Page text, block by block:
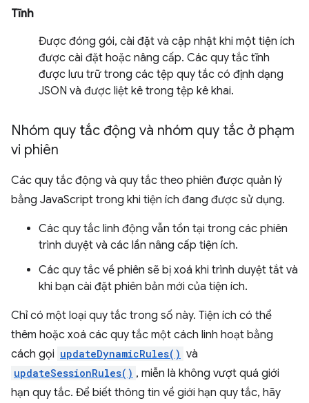
Tĩnh
Được đóng gói, cài đặt và cập nhật khi một tiện ích
được cài đặt hoặc nâng cấp. Các quy tắc tĩnh
được lưu trữ trong các tệp quy tắc có định dạng
JSON và được liệt kê trong tệp kê khai.
Nhóm quy tắc động và nhóm quy tắc ở phạm
vi phiên
Các quy tắc động và quy tắc theo phiên được quản lý
bằng JavaScript trong khi tiện ích đang được sử dụng.
Các quy tắc linh động vẫn tồn tại trong các phiên
trình duyệt và các lần nâng cấp tiện ích.
Các quy tắc về phiên sẽ bị xoá khi trình duyệt tắt và
khi bạn cài đặt phiên bản mới của tiện ích.
Chỉ có một loại quy tắc trong số này. Tiện ích có thể
thêm hoặc xoá các quy tắc một cách linh hoạt bằng
cách gọi updateDynamicRules() và
updateSessionRules() , miễn là không vượt quá giới
hạn quy tắc. Để biết thông tin về giới hạn quy tắc, hãy